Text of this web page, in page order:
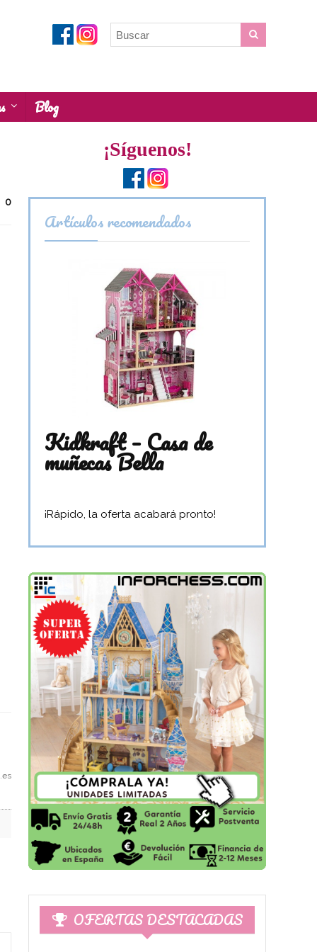
Blog
0
¡Síguenos!
Artículos recomendados
Kidkraft – Casa de
muñecas Bella
¡Rápido, la oferta acabará pronto!
OFERTAS DESTACADAS